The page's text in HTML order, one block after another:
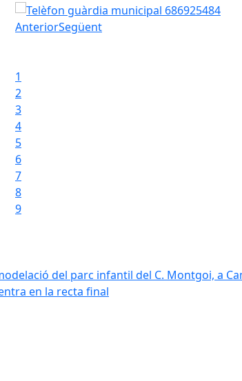
Telèfon de la Guàrdia Municipal de Castellví
AnteriorSegüent
1
2
3
4
5
6
7
8
9